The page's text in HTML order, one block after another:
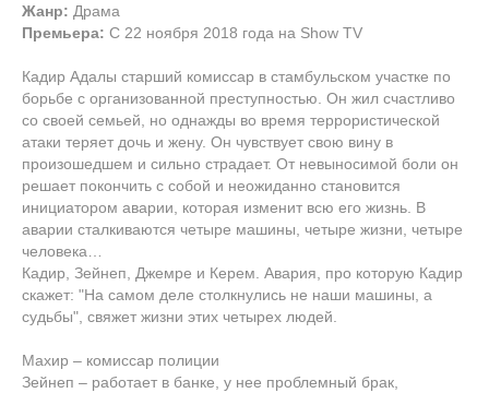
Жанр: Драма
Премьера: С 22 ноября 2018 года на Show TV
Кадир Адалы старший комиссар в стамбульском участке по
борьбе с организованной преступностью. Он жил счастливо
со своей семьей, но однажды во время террористической
атаки теряет дочь и жену. Он чувствует свою вину в
произошедшем и сильно страдает. От невыносимой боли он
решает покончить с собой и неожиданно становится
инициатором аварии, которая изменит всю его жизнь. В
аварии сталкиваются четыре машины, четыре жизни, четыре
человека…
Кадир, Зейнеп, Джемре и Керем. Авария, про которую Кадир
скажет: "На самом деле столкнулись не наши машины, а
судьбы", свяжет жизни этих четырех людей.
Махир – комиссар полиции
Зейнеп – работает в банке, у нее проблемный брак,